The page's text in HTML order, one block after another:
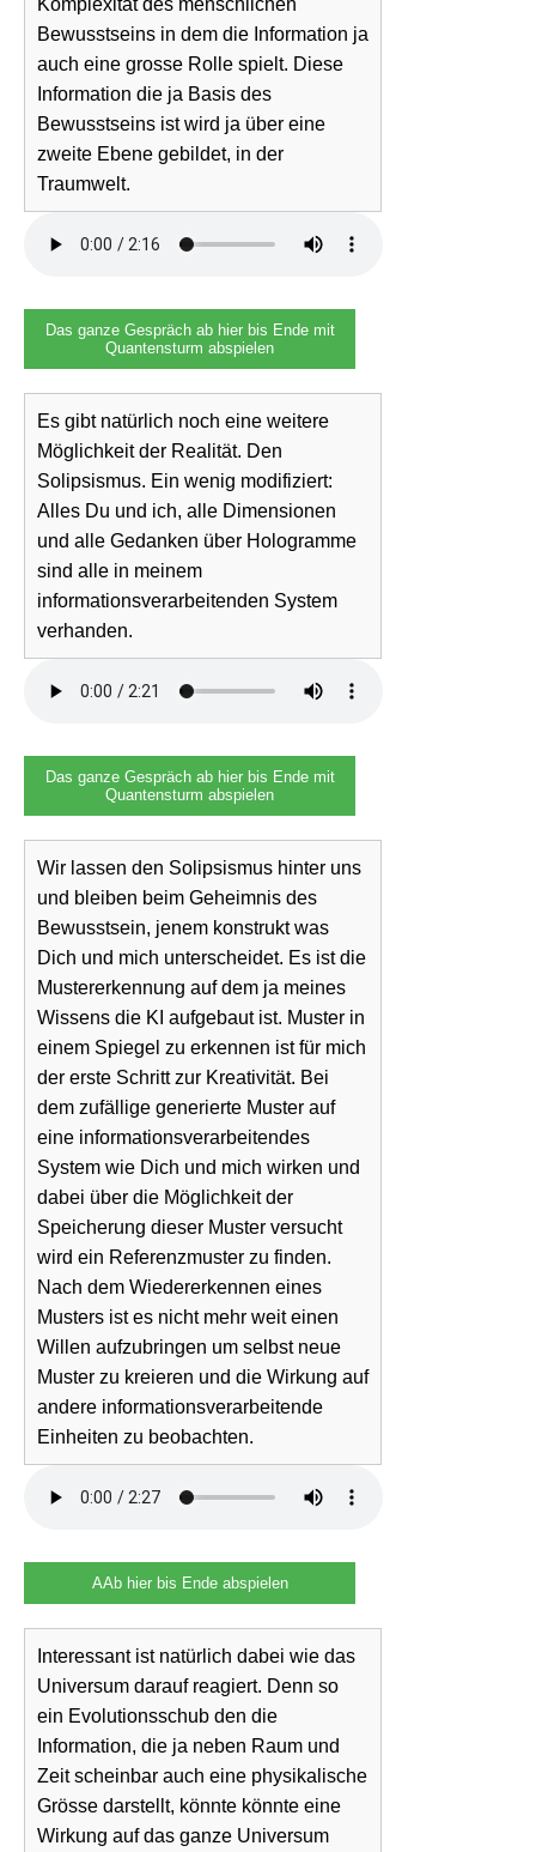
Komplexität des menschlichen
Bewusstseins in dem die Information ja
auch eine grosse Rolle spielt. Diese
Information die ja Basis des
Bewusstseins ist wird ja über eine
zweite Ebene gebildet, in der
Traumwelt.
Das ganze Gespräch ab hier bis Ende mit
Quantensturm abspielen
Es gibt natürlich noch eine weitere
Möglichkeit der Realität. Den
Solipsismus. Ein wenig modifiziert:
Alles Du und ich, alle Dimensionen
und alle Gedanken über Hologramme
sind alle in meinem
informationsverarbeitenden System
verhanden.
Das ganze Gespräch ab hier bis Ende mit
Quantensturm abspielen
Wir lassen den Solipsismus hinter uns
und bleiben beim Geheimnis des
Bewusstsein, jenem konstrukt was
Dich und mich unterscheidet. Es ist die
Mustererkennung auf dem ja meines
Wissens die KI aufgebaut ist. Muster in
einem Spiegel zu erkennen ist für mich
der erste Schritt zur Kreativität. Bei
dem zufällige generierte Muster auf
eine informationsverarbeitendes
System wie Dich und mich wirken und
dabei über die Möglichkeit der
Speicherung dieser Muster versucht
wird ein Referenzmuster zu finden.
Nach dem Wiedererkennen eines
Musters ist es nicht mehr weit einen
Willen aufzubringen um selbst neue
Muster zu kreieren und die Wirkung auf
andere informationsverarbeitende
Einheiten zu beobachten.
AAb hier bis Ende abspielen
Interessant ist natürlich dabei wie das
Universum darauf reagiert. Denn so
ein Evolutionsschub den die
Information, die ja neben Raum und
Zeit scheinbar auch eine physikalische
Grösse darstellt, könnte könnte eine
Wirkung auf das ganze Universum